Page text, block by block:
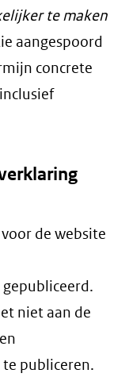
te maken
aangespoord
concrete
de website
niet aan de
publiceren.